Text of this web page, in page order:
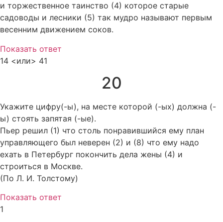
и торжественное таинство (4) которое старые
садоводы и лесники (5) так мудро называют первым
весенним движением соков.
Показать ответ
14 <или> 41
20
Укажите цифру(-ы), на месте которой (-ых) должна (-
ы) стоять запятая (-ые).
Пьер решил (1) что столь понравившийся ему план
управляющего был неверен (2) и (8) что ему надо
ехать в Петербург покончить дела жены (4) и
строиться в Москве.
(По Л. И. Толстому)
Показать ответ
1